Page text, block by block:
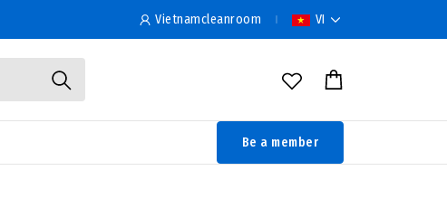
Vietnamcleanroom VI
Be a member